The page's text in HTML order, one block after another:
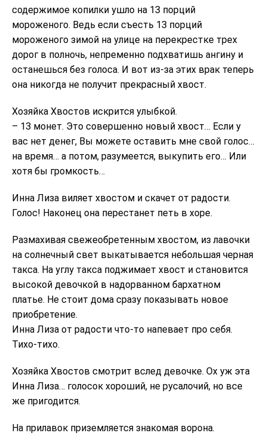
содержимое копилки ушло на 13 порций
мороженого. Ведь если съесть 13 порций
мороженого зимой на улице на перекрестке трех
дорог в полночь, непременно подхватишь ангину и
останешься без голоса. И вот из-за этих врак теперь
она никогда не получит прекрасный хвост.
Хозяйка Хвостов искрится улыбкой.
– 13 монет. Это совершенно новый хвост… Если у
вас нет денег, Вы можете оставить мне свой голос…
на время… а потом, разумеется, выкупить его… Или
хотя бы громкость…
Инна Лиза виляет хвостом и скачет от радости.
Голос! Наконец она перестанет петь в хоре.
Размахивая свежеобретенным хвостом, из лавочки
на солнечный свет выкатывается небольшая черная
такса. На углу такса поджимает хвост и становится
высокой девочкой в надорванном бархатном
платье. Не стоит дома сразу показывать новое
приобретение.
Инна Лиза от радости что-то напевает про себя.
Тихо-тихо.
Хозяйка Хвостов смотрит вслед девочке. Ох уж эта
Инна Лиза… голосок хороший, не русалочий, но все
же пригодится.
На прилавок приземляется знакомая ворона.